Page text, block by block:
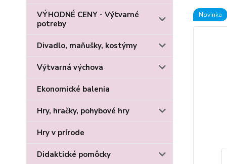
VÝHODNÉ CENY - Výtvarné
potreby
Divadlo, maňušky, kostýmy
Výtvarná výchova
Ekonomické balenia
Hry, hračky, pohybové hry
Hry v prírode
Didaktické pomôcky
Novinka